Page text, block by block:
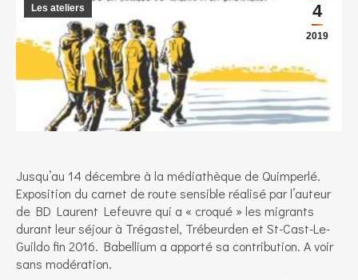
4
2019
Les ateliers
Jusqu’au 14 décembre à la médiathèque de Quimperlé.
Exposition du carnet de route sensible réalisé par l’auteur
de BD Laurent Lefeuvre qui a « croqué » les migrants
durant leur séjour à Trégastel, Trébeurden et St-Cast-Le-
Guildo fin 2016. Babellium a apporté sa contribution. A voir
sans modération.